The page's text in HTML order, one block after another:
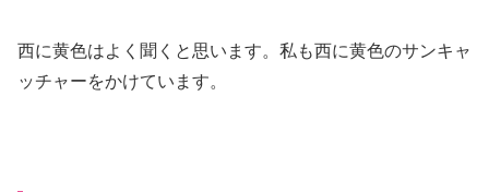
西に黄色はよく聞くと思います。私も西に黄色のサンキャ
ッチャーをかけています。